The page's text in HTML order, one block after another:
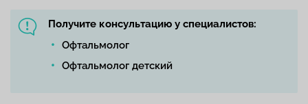
Получите консультацию у специалистов:
Офтальмолог
Офтальмолог детский